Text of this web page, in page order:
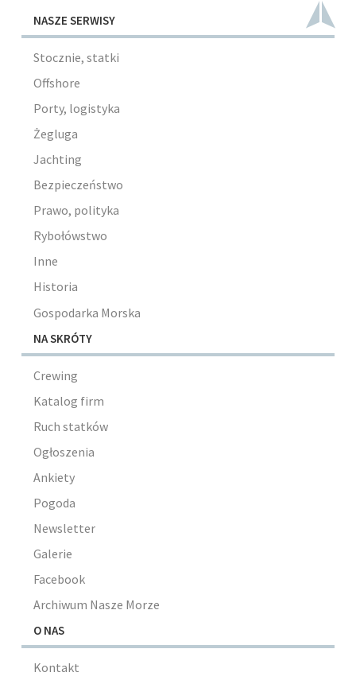
NASZE SERWISY
Stocznie, statki
Offshore
Porty, logistyka
Żegluga
Jachting
Bezpieczeństwo
Prawo, polityka
Rybołówstwo
Inne
Historia
Gospodarka Morska
NA SKRÓTY
Crewing
Katalog firm
Ruch statków
Ogłoszenia
Ankiety
Pogoda
Newsletter
Galerie
Facebook
Archiwum Nasze Morze
O NAS
Kontakt